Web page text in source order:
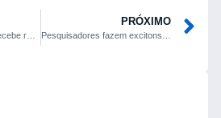
PRÓXIMO